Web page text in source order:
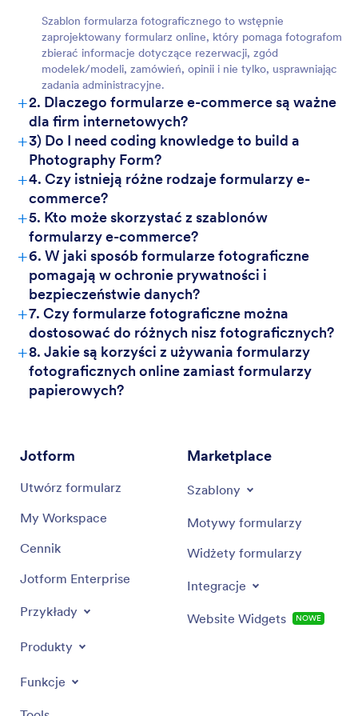
Szablon formularza fotograficznego to wstępnie
zaprojektowany formularz online, który pomaga fotografom
zbierać informacje dotyczące rezerwacji, zgód
modelek/modeli, zamówień, opinii i nie tylko, usprawniając
zadania administracyjne.
+2. Dlaczego formularze e-commerce są ważne
dla firm internetowych?
+3) Do I need coding knowledge to build a
Photography Form?
+4. Czy istnieją różne rodzaje formularzy e-
commerce?
+5. Kto może skorzystać z szablonów
formularzy e-commerce?
+6. W jaki sposób formularze fotograficzne
pomagają w ochronie prywatności i
bezpieczeństwie danych?
+7. Czy formularze fotograficzne można
dostosować do różnych nisz fotograficznych?
+8. Jakie są korzyści z używania formularzy
fotograficznych online zamiast formularzy
papierowych?
Jotform
Utwórz formularz
My Workspace
Cennik
Jotform Enterprise
Przykłady
Produkty
Funkcje
Marketplace
Szablony
Motywy formularzy
Widżety formularzy
Integracje
Website Widgets NOWE